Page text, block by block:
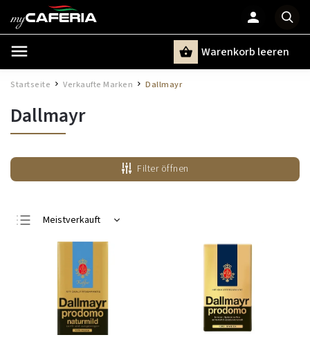
Warenkorb leeren
Startseite / Verkaufte Marken / Dallmayr
Dallmayr
Filter öffnen
Meistverkauft
Günstigste
Teuerste
Alphabetisch